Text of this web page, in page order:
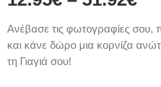
Ανέβασε τις φωτογραφίες
και κάνε δώρο μια κορνίζα
τη Γιαγιά σου!